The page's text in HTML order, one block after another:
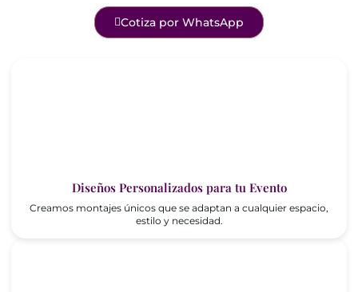
Cotiza por WhatsApp
Diseños Personalizados para tu Evento
Creamos montajes únicos que se adaptan a cualquier espacio,
estilo y necesidad.